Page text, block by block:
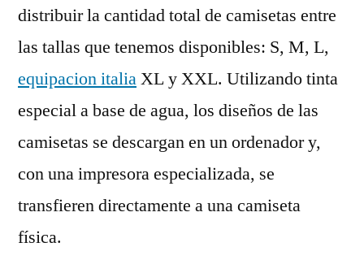
distribuir la cantidad total de camisetas entre
las tallas que tenemos disponibles: S, M, L,
equipacion italiaXL y XXL. Utilizando tinta
especial a base de agua, los diseños de las
camisetas se descargan en un ordenador y,
con una impresora especializada, se
transfieren directamente a una camiseta
física.